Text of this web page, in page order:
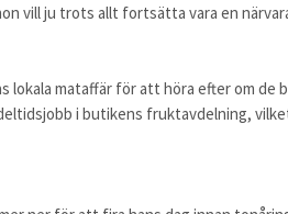
vill ju trots allt fortsätta vara en
lokala mataffär för att höra efter om de
i butikens fruktavdelning,